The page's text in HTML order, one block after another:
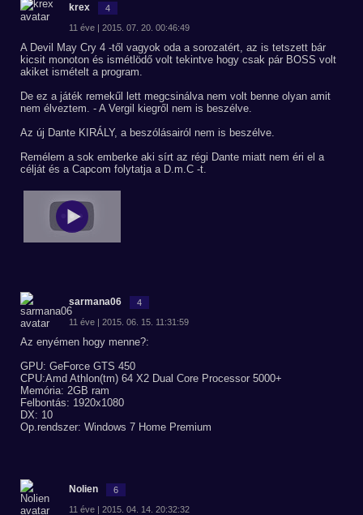
krex 4
11 éve | 2015. 07. 20. 00:46:49
A Devil May Cry 4 -től vagyok oda a sorozatért, az is tetszett bár
kicsit monoton és ismétlödő volt tekintve hogy csak pár BOSS volt
akiket ismételt a program.
De ez a játék remekűl lett megcsinálva nem volt benne olyan amit
nem élveztem. - A Vergil kiegről nem is beszélve.
Az új Dante KIRÁLY, a beszólásairól nem is beszélve.
Remélem a sok emberke aki sírt az régi Dante miatt nem éri el a
célját és a Capcom folytatja a D.m.C -t.
sarmana06 4
11 éve | 2015. 06. 15. 11:31:59
Az enyémen hogy menne?:
GPU: GeForce GTS 450
CPU:Amd Athlon(tm) 64 X2 Dual Core Processor 5000+
Memória: 2GB ram
Felbontás: 1920x1080
DX: 10
Op.rendszer: Windows 7 Home Premium
Nolien 6
11 éve | 2015. 04. 14. 20:32:32